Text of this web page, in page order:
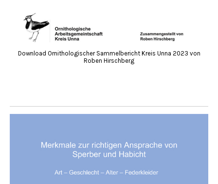
Download Ornithologischer Sammelbericht Kreis Unna 2023 von
Roben Hirschberg